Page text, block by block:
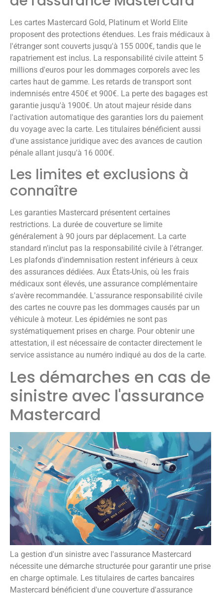
Les cartes Mastercard Gold, Platinum et World Elite
proposent des protections étendues. Les frais médicaux à
l'étranger sont couverts jusqu'à 155 000€, tandis que le
rapatriement est inclus. La responsabilité civile atteint 5
millions d'euros pour les dommages corporels avec les
cartes haut de gamme. Les retards de transport sont
indemnisés entre 450€ et 900€. La perte des bagages est
garantie jusqu'à 1900€. Un atout majeur réside dans
l'activation automatique des garanties lors du paiement
du voyage avec la carte. Les titulaires bénéficient aussi
d'une assistance juridique avec des avances de caution
pénale allant jusqu'à 16 000€.
Les limites et exclusions à
connaître
Les garanties Mastercard présentent certaines
restrictions. La durée de couverture se limite
généralement à 90 jours par déplacement. La carte
standard n'inclut pas la responsabilité civile à l'étranger.
Les plafonds d'indemnisation restent inférieurs à ceux
des assurances dédiées. Aux États-Unis, où les frais
médicaux sont élevés, une assurance complémentaire
s'avère recommandée. L'assurance responsabilité civile
des cartes ne couvre pas les dommages causés par un
véhicule à moteur. Les épidémies ne sont pas
systématiquement prises en charge. Pour obtenir une
attestation, il est nécessaire de contacter directement le
service assistance au numéro indiqué au dos de la carte.
Les démarches en cas de
sinistre avec l'assurance
Mastercard
La gestion d'un sinistre avec l'assurance Mastercard
nécessite une démarche structurée pour garantir une prise
en charge optimale. Les titulaires de cartes bancaires
Mastercard bénéficient d'une couverture d'assurance